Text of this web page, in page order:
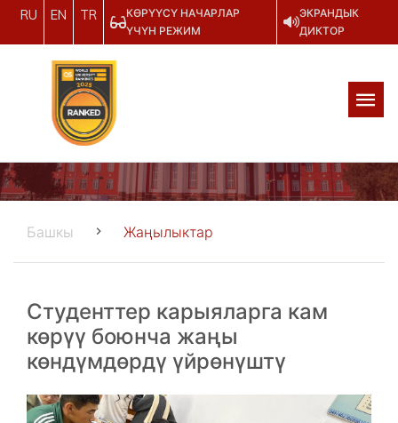
RU EN TR
КӨРҮҮСҮ НАЧАРЛАР
ҮЧҮН РЕЖИМ
ЭКРАНДЫК
ДИКТОР
Башкы Жаңылыктар
Студенттер карыяларга кам
көрүү боюнча жаңы
көндүмдөрдү үйрөнүштү